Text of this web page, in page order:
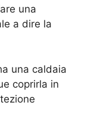
una
a dire la
una caldaia
coprirla in